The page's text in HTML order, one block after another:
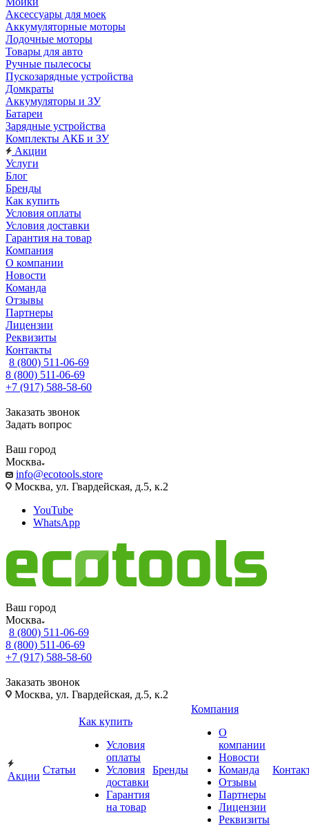
Аксессуары для моек
Аккумуляторные моторы
Лодочные моторы
Товары для авто
Ручные пылесосы
Пускозарядные устройства
Домкраты
Аккумуляторы и ЗУ
Батареи
Зарядные устройства
Комплекты АКБ и ЗУ
Акции
Услуги
Блог
Бренды
Как купить
Условия оплаты
Условия доставки
Гарантия на товар
Компания
О компании
Новости
Команда
Отзывы
Партнеры
Лицензии
Реквизиты
Контакты
8 (800) 511-06-69
8 (800) 511-06-69
+7 (917) 588-58-60
Заказать звонок
Задать вопрос
Ваш город
Москва
info@ecotools.store
Москва, ул. Гвардейская, д.5, к.2
YouTube
WhatsApp
Ваш город
Москва
8 (800) 511-06-69
8 (800) 511-06-69
+7 (917) 588-58-60
Заказать звонок
Москва, ул. Гвардейская, д.5, к.2
Акции
Статьи
Как купить
Условия
оплаты
Условия
доставки
Гарантия
на товар
Бренды
Компания
О
компании
Новости
Команда
Отзывы
Партнеры
Лицензии
Реквизиты